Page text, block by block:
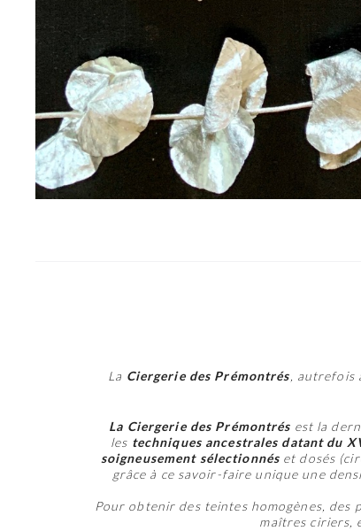
La Ciergerie des Prémontrés, autrefois
La Ciergerie des Prémontrés est la
les techniques ancestrales datant du
soigneusement sélectionnés et dosés
grâce à ce savoir-faire unique une
Pour obtenir des teintes homogènes, des
maîtres ciriers,